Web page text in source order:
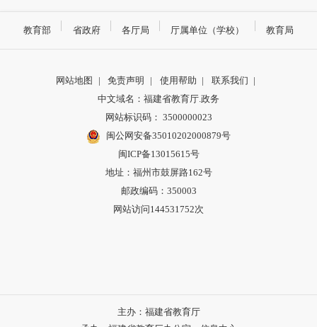
教育部 省政府 各厅局 厅属单位（学校） 教育局
网站地图 | 免责声明 | 使用帮助 | 联系我们 |
中文域名：福建省教育厅.政务
网站标识码： 3500000023
闽公网安备35010202000879号
闽ICP备13015615号
地址：福州市鼓屏路162号
邮政编码：350003
网站访问144531752次
主办：福建省教育厅